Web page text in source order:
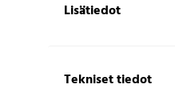
Lisätiedot
Tekniset tiedot